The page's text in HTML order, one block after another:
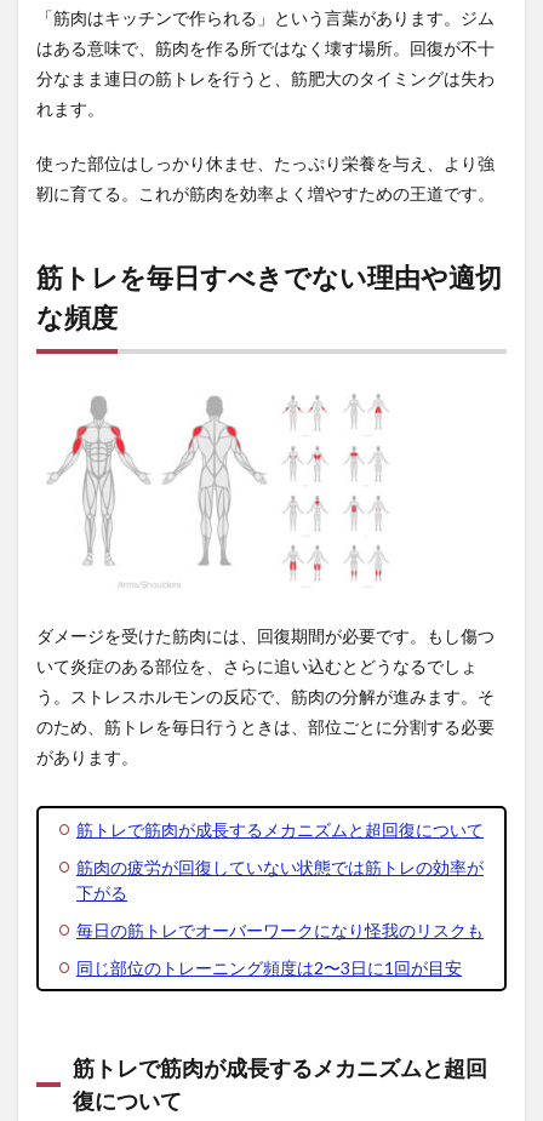
と超
回復
いて
2.2
の疲
労が
い状
態で
は筋
トレ
下が
る
2.3
毎日
の筋
トレ
でオ
ーク
にな
り怪
我の
クも
部位
のト
レー
ニン
グ頻
度は
日に1
回が
筋ト
レを
「筋肉はキッチンで作られる」という言葉があります。ジム
はある意味で、筋肉を作る所ではなく壊す場所。回復が不十
分なまま連日の筋トレを行うと、筋肥大のタイミングは失わ
れます。
使った部位はしっかり休ませ、たっぷり栄養を与え、より強
靭に育てる。これが筋肉を効率よく増やすための王道です。
筋トレを毎日すべきでない理由や適切
な頻度
ダメージを受けた筋肉には、回復期間が必要です。もし傷つ
いて炎症のある部位を、さらに追い込むとどうなるでしょ
う。ストレスホルモンの反応で、筋肉の分解が進みます。そ
のため、筋トレを毎日行うときは、部位ごとに分割する必要
があります。
筋トレで筋肉が成長するメカニズムと超回復について
筋肉の疲労が回復していない状態では筋トレの効率が
下がる
毎日の筋トレでオーバーワークになり怪我のリスクも
同じ部位のトレーニング頻度は2〜3日に1回が目安
筋トレで筋肉が成長するメカニズムと超回
復について